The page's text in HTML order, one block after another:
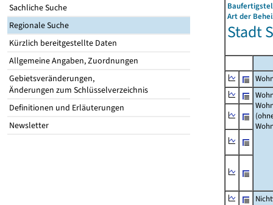
Sachliche Suche
Regionale Suche
Kürzlich bereitgestellte Daten
Allgemeine Angaben, Zuordnungen
Gebietsveränderungen,
Änderungen zum Schlüsselverzeichnis
Definitionen und Erläuterungen
Newsletter
Art der
Stadt